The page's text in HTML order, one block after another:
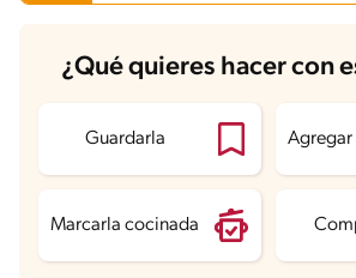
Carbohidratos
41.4 g
Energía 293.5 kcal
Proteína
Grasas saturadas 7.5 g
Sodio 127.9 mg
¿Qué quieres hacer con
Guardarla Agregar
Marcarla cocinada